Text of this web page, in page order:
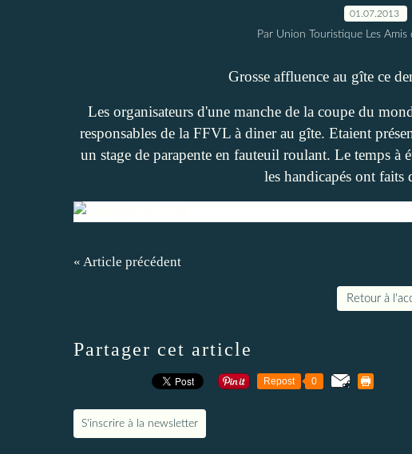
01.07.2013
Par Union Touristique Les
Grosse affluence au gîte ce
Les organisateurs d'une manche de la coupe du
responsables de la FFVL à diner au gîte. Etaient
un stage de parapente en fauteuil roulant. Le temps à
les handicapés ont faits
« Article précédent
Retour à
Partager cet article
Repost 0
S'inscrire à la newsletter